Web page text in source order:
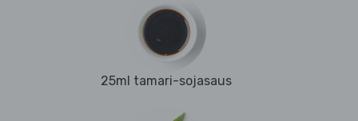
25ml tamari-sojasaus